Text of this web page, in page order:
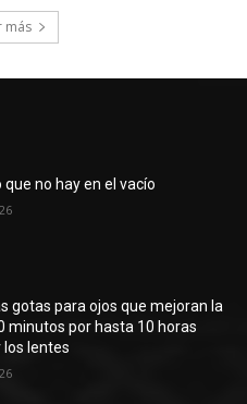
más
que no hay en el vacío
gotas para ojos que mejoran la
minutos por hasta 10 horas
los lentes